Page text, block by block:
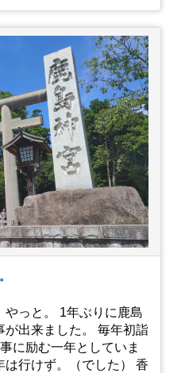
いましたがここまでと
ングモール内の店舗だっ
待機して遂に入店。ハン
でとってもジューシーで
！！目の前で店員さんが
ても良かったです。 こ
い、、！！！ 皆様も
したら是非とも召し上が
は行っていないようなの
グと要相談で
出来ました。 毎年初詣
に励む一年としていま
は行けず。（でした） 香